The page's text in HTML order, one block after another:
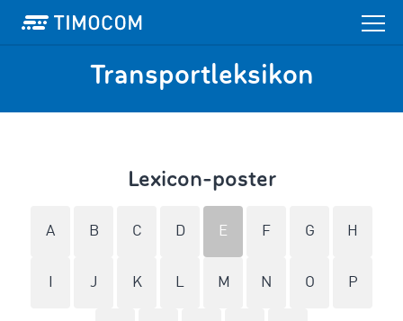
Transportleksikon
Lexicon-poster
A B C D E F G H
J K L M N O P